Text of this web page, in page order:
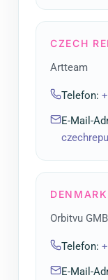
CZECH
Artteam
Telefon:
E-Mail-
DENMARK
Orbitvu
Telefon:
E-Mail-